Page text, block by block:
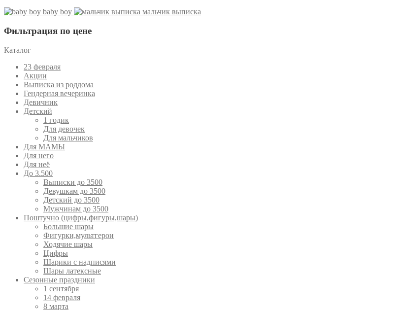
baby boy
мальчик выписка
Фильтрация по цене
Каталог
23 февраля
Акции
Выписка из роддома
Гендерная вечеринка
Девичник
Детский
1 годик
Для девочек
Для мальчиков
Для МАМЫ
Для него
Для неё
До 3.500
Выписки до 3500
Девушкам до 3500
Детский до 3500
Мужчинам до 3500
Поштучно (цифры,фигуры,шары)
Большие шары
Фигурки,мультгерои
Ходячие шары
Цифры
Шарики с надписями
Шары латексные
Сезонные праздники
1 сентября
14 февраля
8 марта